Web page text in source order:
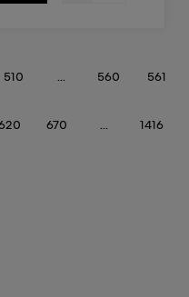
510 560 561
670 1416